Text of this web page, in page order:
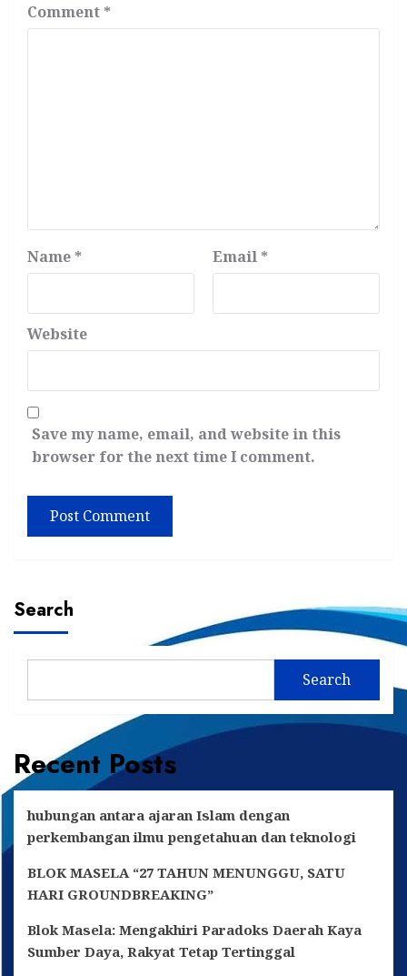
Comment *
Name * Email *
Website
Save my name, email, and website in this
browser for the next time I comment.
Search
Search
Recent Posts
hubungan antara ajaran Islam dengan
perkembangan ilmu pengetahuan dan teknologi
BLOK MASELA “27 TAHUN MENUNGGU, SATU
HARI GROUNDBREAKING”
Blok Masela: Mengakhiri Paradoks Daerah Kaya
Sumber Daya, Rakyat Tetap Tertinggal